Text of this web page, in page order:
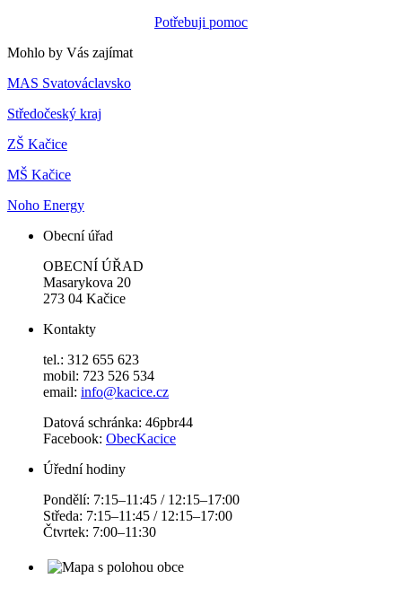
Potřebuji pomoc
Mohlo by Vás zajímat
MAS Svatováclavsko
Středočeský kraj
ZŠ Kačice
MŠ Kačice
Noho Energy
Obecní úřad
OBECNÍ ÚŘAD
Masarykova 20
273 04 Kačice
Kontakty
tel.: 312 655 623
mobil: 723 526 534
email: info@kacice.cz
Datová schránka: 46pbr44
Facebook: ObecKacice
Úřední hodiny
Pondělí: 7:15–11:45 / 12:15–17:00
Středa: 7:15–11:45 / 12:15–17:00
Čtvrtek: 7:00–11:30